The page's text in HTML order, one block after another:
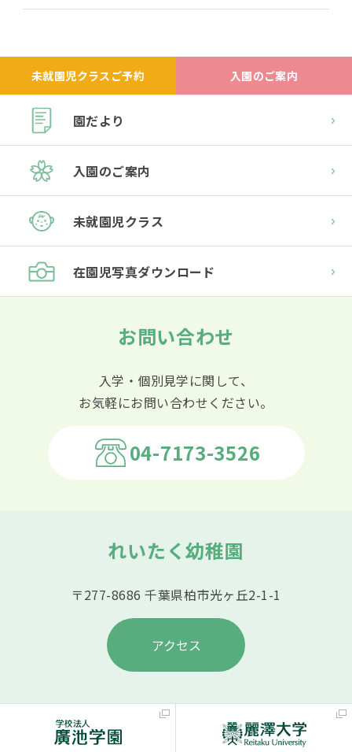
未就園児クラスご予約 入園のご案内
園だより
入園のご案内
未就園児クラス
在園児写真ダウンロード
お問い合わせ
入学・個別見学に関して、
お気軽にお問い合わせください。
04-7173-3526
れいたく幼稚園
〒277-8686 千葉県柏市光ヶ丘2-1-1
アクセス